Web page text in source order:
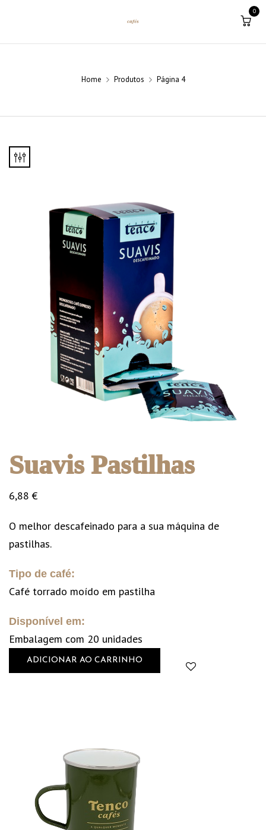
0
Home Produtos Página 4
Suavis Pastilhas
6,88€
O melhor descafeinado para a sua máquina de
pastilhas.
Tipo de café:
Café torrado moído em pastilha
Disponível em:
Embalagem com 20 unidades
ADICIONAR AO CARRINHO